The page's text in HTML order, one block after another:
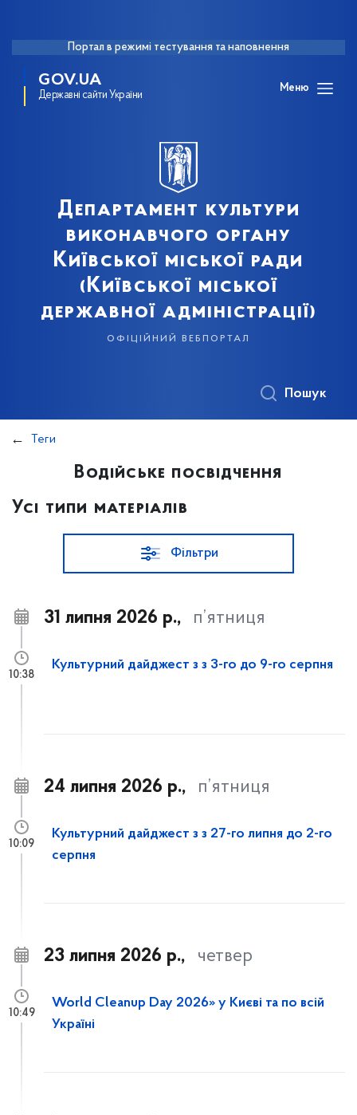
Портал в режимі тестування та наповнення
GOV.UA
Державні сайти України
Меню
Департамент культури
виконавчого органу
Київської міської ради
(Київської міської
державної адміністрації)
офіційний вебпортал
Пошук
Теги
Водійське посвідчення
Усі типи матеріалів
Фільтри
31 липня 2026 р., п’ятниця
Культурний дайджест з з 3-го до 9-го серпня
10:38
24 липня 2026 р., п’ятниця
Культурний дайджест з з 27-го липня до 2-го
серпня
10:09
23 липня 2026 р., четвер
World Cleanup Day 2026» у Києві та по всій
Україні
10:49